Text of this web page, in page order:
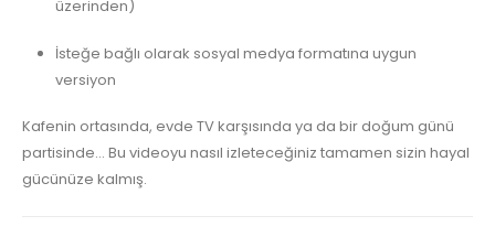
üzerinden)
İsteğe bağlı olarak sosyal medya formatına uygun
versiyon
Kafenin ortasında, evde TV karşısında ya da bir doğum günü
partisinde… Bu videoyu nasıl izleteceğiniz tamamen sizin hayal
gücünüze kalmış.